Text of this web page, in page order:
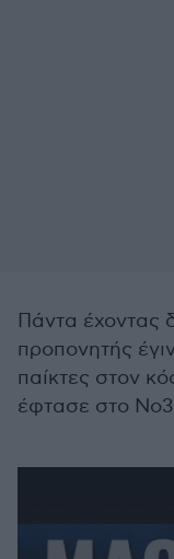
Πάντα έχοντας
προπονητής
παίκτες στον
έφτασε στο Νο3